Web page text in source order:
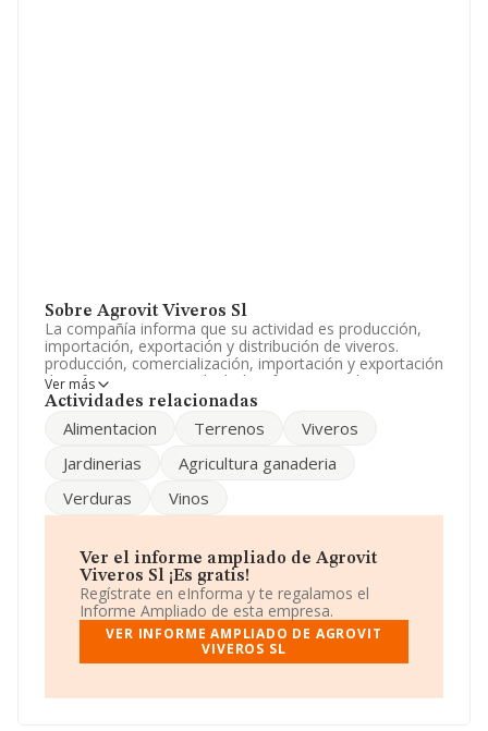
Sobre Agrovit Viveros Sl
La compañía informa que su actividad es producción,
importación, exportación y distribución de viveros.
producción, comercialización, importación y exportación
de refrescos, vinos y alcoholes, frutas y verduras.
compraventa y transformacion de terrenos. La empresa
con código 'Comercio al por mayor de flores y plantas'.
según los datos a disposición de INFORMA, ha tenido
un número de empleados por debajo de la media de
La dirección de correo es
agrovit@viverosdevidmico.com. La web es
www.viverosdevidmico.com.
La empresa españolaAgrovit Viveros S.L, con NIF
B96778618, tiene domicilio fiscal en Calle Augusto
Comunidad Valenciana.
Ver más
Actividades relacionadas
Alimentacion Terrenos
Viveros
Jardinerias
Agricultura ganaderia
Verduras
Vinos
Ver el informe ampliado de Agrovit
Viveros Sl ¡Es gratis!
Regístrate en eInforma y te regalamos el
Informe Ampliado de esta empresa.
VER INFORME AMPLIADO DE AGROVIT
VIVEROS SL